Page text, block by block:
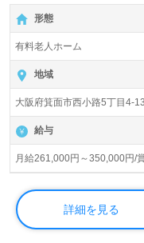
【月給210,000円～
有資格者向け求人＊
入居定員63名（63室/
ハートフルケア
庫県川西市）様の運
歌山県を中心にサービ
ム、ナーシングホー
す。
◎モットーは『働く人
ができる』。ご利用
様！◎
看護助手や介護職経
形態
有料老人ホーム
地域
大阪府箕面市西小路5丁目4-13
給与
月給261,000円～350,000円/
詳細を見る